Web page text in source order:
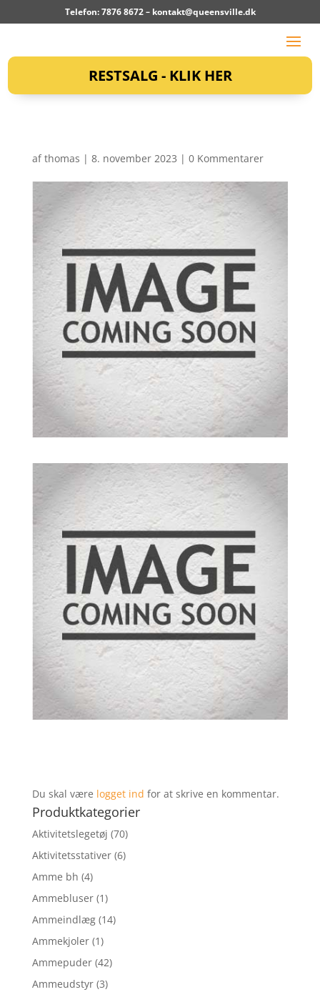
Telefon: 7876 8672 – kontakt@queensville.dk
RESTSALG - KLIK HER
afthomas | 8. november 2023 | 0 Kommentarer
Du skal være logget ind for at skrive en kommentar.
Produktkategorier
Aktivitetslegetøj (70)
Aktivitetsstativer (6)
Amme bh (4)
Ammebluser (1)
Ammeindlæg (14)
Ammekjoler (1)
Ammepuder (42)
Ammeudstyr (3)